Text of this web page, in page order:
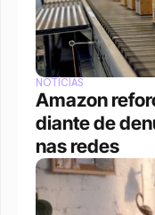
NOTÍCIAS
Amazon
diante de
nas redes